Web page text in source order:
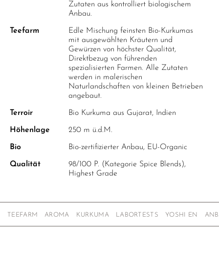
SCHWARZE MALVE
WEISSE MELISSE
ZITRONENGRAS
ZITRONENMELISSE
ZITRONENVERBENE
Zutaten aus kontrolliert biologischem
Anbau.
Teefarm
Edle Mischung feinsten Bio-Kurkumas
mit ausgewählten Kräutern und
Gewürzen von höchster Qualität,
Direktbezug von führenden
spezialisierten Farmen. Alle Zutaten
werden in malerischen
Naturlandschaften von kleinen Betrieben
angebaut.
Terroir Bio Kurkuma aus Gujarat, Indien
Höhenlage 250 m ü.d.M.
Bio Bio-zertifizierter Anbau, EU-Organic
Qualität
98/100 P. (Kategorie Spice Blends),
Highest Grade
TEEFARM AROMA KURKUMA LABORTESTS YOSHI EN